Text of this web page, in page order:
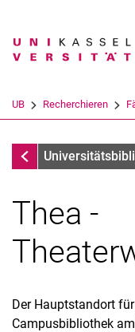
Suchbegriff
UB Recherchieren
Fachsystematiken
E-Medien
Thea -
Der Hauptstandort
Campusbibliothek